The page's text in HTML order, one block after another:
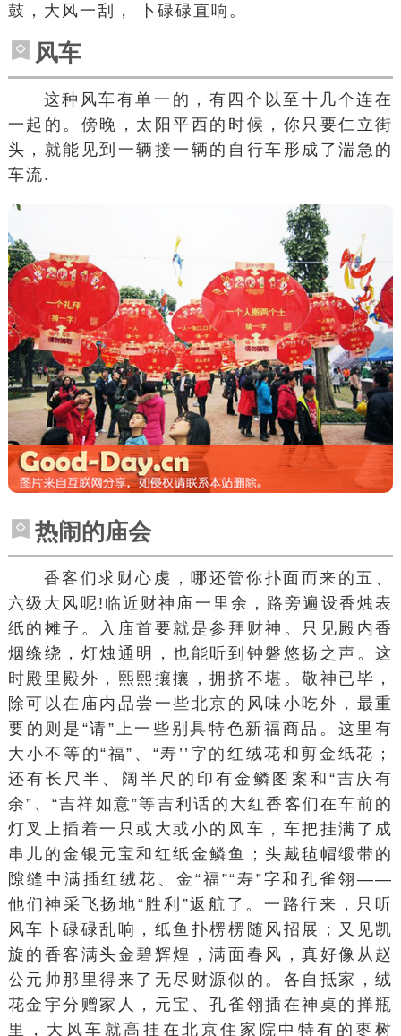
鼓，大风一刮， 卜碌碌直响。
风车
这种风车有单一的，有四个以至十几个连在
一起的。傍晚，太阳平西的时候，你只要仁立街
头，就能见到一辆接一辆的自行车形成了湍急的
车流.
热闹的庙会
香客们求财心虔，哪还管你扑面而来的五、
六级大风呢!临近财神庙一里余，路旁遍设香烛表
纸的摊子。入庙首要就是参拜财神。只见殿内香
烟绦绕，灯烛通明，也能听到钟磐悠扬之声。这
时殿里殿外，熙熙攘攘，拥挤不堪。敬神已毕，
除可以在庙内品尝一些北京的风味小吃外，最重
要的则是“请”上一些别具特色新福商品。这里有
大小不等的“福”、“寿’’字的红绒花和剪金纸花；
还有长尺半、阔半尺的印有金鳞图案和“吉庆有
余”、“吉祥如意”等吉利话的大红香客们在车前的
灯叉上插着一只或大或小的风车，车把挂满了成
串儿的金银元宝和红纸金鳞鱼；头戴毡帽缎带的
隙缝中满插红绒花、金“福”“寿”字和孔雀翎——
他们神采飞扬地“胜利”返航了。一路行来，只听
风车卜碌碌乱响，纸鱼扑楞楞随风招展；又见凯
旋的香客满头金碧辉煌，满面春风，真好像从赵
公元帅那里得来了无尽财源似的。各自抵家，绒
花金宇分赠家人，元宝、孔雀翎插在神桌的掸瓶
里，大风车就高挂在北京住家院中特有的枣树